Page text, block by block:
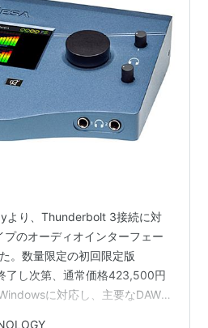
より、Thunderbolt 3接続に対
のオーディオインターフェー
。数量限定の初回限定版
了し次第、通常価格423,500円
に対応し、主要なDAWと